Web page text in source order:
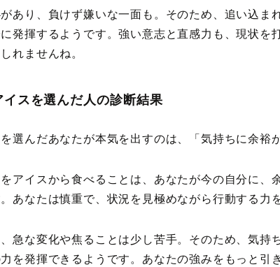
あり、負けず嫌いな一面も。そのため、追い込ま
発揮するようです。強い意志と直感力も、現状を
れませんね。
イスを選んだ人の診断結果
選んだあなたが本気を出すのは、「気持ちに余裕
アイスから食べることは、あなたが今の自分に、
あなたは慎重で、状況を見極めながら行動する力
、急な変化や焦ることは少し苦手。そのため、気持
を発揮できるようです。あなたの強みをもっと引